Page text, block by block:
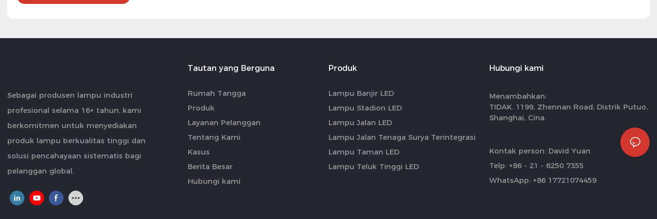
Sebagai produsen lampu industri
profesional selama 16+ tahun, kami
berkomitmen untuk menyediakan
produk lampu berkualitas tinggi dan
solusi pencahayaan sistematis bagi
pelanggan global.
Tautan yang Berguna
Rumah Tangga
Produk
Layanan Pelanggan
Tentang Kami
Kasus
Berita Besar
Hubungi kami
Produk
Lampu Banjir LED
Lampu Stadion LED
Lampu Jalan LED
Lampu Jalan Tenaga Surya Terintegrasi
Lampu Taman LED
Lampu Teluk Tinggi LED
Hubungi kami
Menambahkan:
TIDAK. 1199, Zhennan Road, Distrik Putuo,
Shanghai, Cina.
Kontak person: David Yuan
Telp: +86 - 21 - 6250 7355
WhatsApp: +86 17721074459